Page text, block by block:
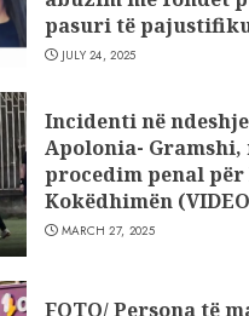
pasuri të
JULY 24, 2025
Incidenti në
Apolonia- Gramshi,
procedim penal për
Kokëdhimën
MARCH 27, 2025
FOTO/ Persona të